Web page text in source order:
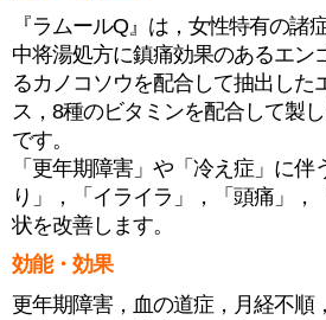
『ラムールQ』は，女性特有の諸
中将湯処方に鎮痛効果のあるエン
るカノコソウを配合して抽出した
ス，8種のビタミンを配合して製
です。
「更年期障害」や「冷え症」に伴
り」，「イライラ」，「頭痛」，
状を改善します。
効能・効果
更年期障害，血の道症，月経不順